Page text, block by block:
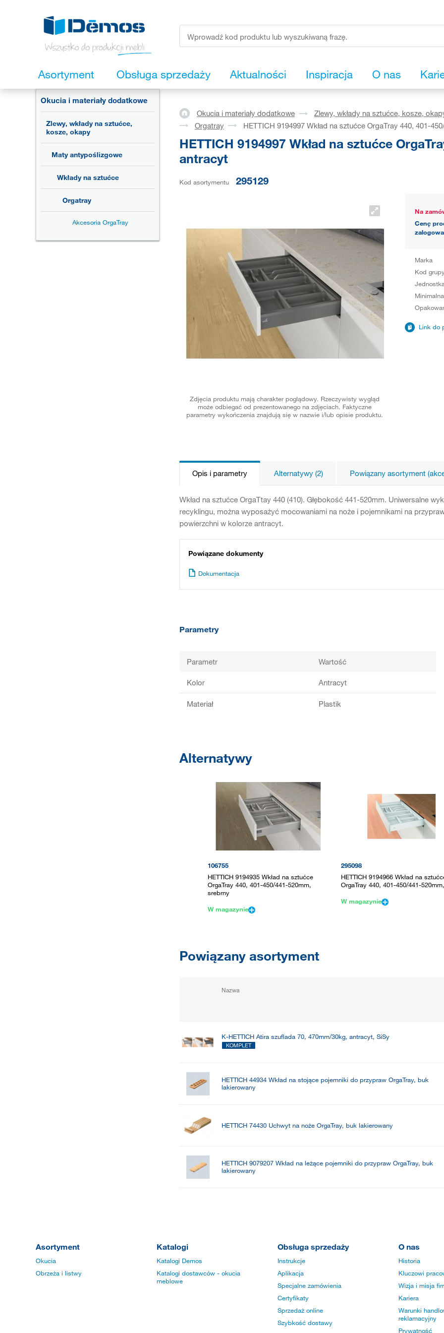
Asortyment Obsługa sprzedaży Aktualności Inspiracja O nas
Okucia i materiały dodatkowe
Zlewy, wkłady na sztućce,
kosze, okapy
Maty antypoślizgowe
Wkłady na sztućce
Orgatray
Akcesoria OrgaTray
Okucia i materiały dodatkowe Zlewy, wkłady na sztućce, kosze,
Orgatray
HETTICH 9194997 Wkład na sztućce OrgaTray 440, 401-
HETTICH 9194997 Wkład na sztućce
antracyt
Kod asortymentu 295129
Zdjęcia produktu mają charakter poglądowy. Rzeczywisty wygląd
może odbiegać od prezentowanego na zdjęciach. Faktyczne
parametry wykończenia znajdują się w nazwie i/lub opisie produktu.
Na
Cenę
Marka
Kod
Link do
Opis i parametry Alternatywy (2) Powiązany asortyment
Wkład na sztućce OrgaTtay 440 (410). Głębokość 441-520mm. Uniwersalne
recyklingu, można wyposażyć mocowaniami na noże i pojemnikami na
powierzchni w kolorze antracyt.
Powiązane dokumenty
Dokumentacja
Parametry
Parametr Wartość
Kolor Antracyt
Materiał Plastik
Alternatywy
106755
HETTICH 9194935 Wkład na sztućce
OrgaTray 440, 401-450/441-520mm,
srebrny
W magazynie
295098
HETTICH 9194966 Wkład na
OrgaTray 440, 401-450/441-
W magazynie
Powiązany asortyment
Nazwa
K-HETTICH Atira szuflada 70, 470mm/30kg, antracyt, SiSy
KOMPLET
HETTICH 44934 Wkład na stojące pojemniki do przypraw OrgaTray, buk
lakierowany
HETTICH 74430 Uchwyt na noże OrgaTray, buk lakierowany
HETTICH 9079207 Wkład na leżące pojemniki do przypraw OrgaTray, buk
lakierowany
Asortyment
Okucia
Obrzeża i listwy
Katalogi
Katalogi Demos
Katalogi dostawców - okucia
meblowe
Obsługa sprzedaży
Instrukcje
Aplikacja
Specjalne zamówienia
Certyfikaty
Sprzedaż online
Szybkość dostawy
O nas
Historia
Kluczowi
Wizja i misja
Kariera
Warunki
reklamacyjny
Prywatność